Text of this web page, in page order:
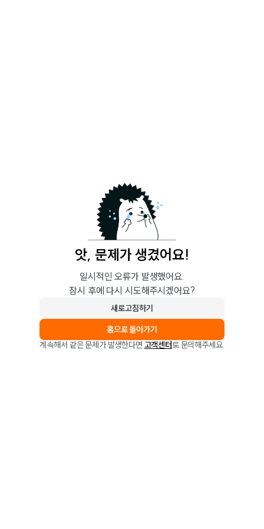
앗, 문제가 생겼어요!
일시적인 오류가 발생했어요.
잠시 후에 다시 시도해주시겠어요?
새로고침하기
홈으로 돌아가기
계속해서 같은 문제가 발생한다면 고객센터로 문의해주세요.